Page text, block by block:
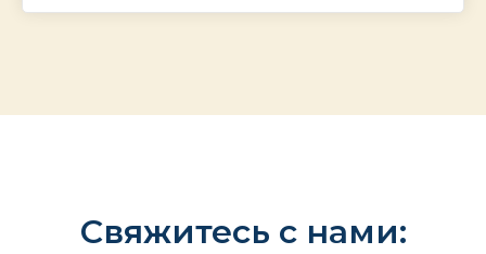
Свяжитесь с нами: